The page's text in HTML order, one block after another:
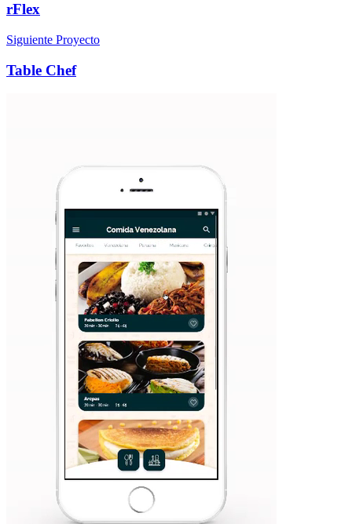
rFlex
Siguiente Proyecto
Table Chef